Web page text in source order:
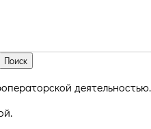
Поиск
деятельностью.